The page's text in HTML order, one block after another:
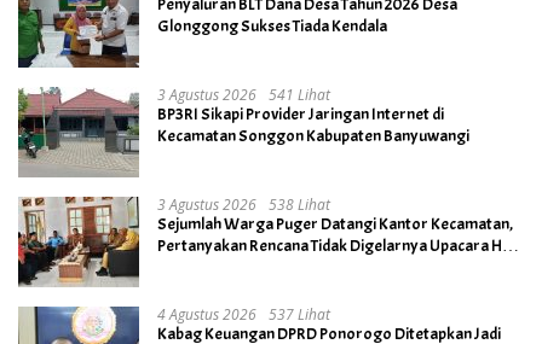
Glonggong Sukses Tiada Kendala
3 Agustus 2026 541 Lihat
BP3RI Sikapi Provider Jaringan Internet di
Kecamatan Songgon Kabupaten Banyuwangi
3 Agustus 2026 538 Lihat
Sejumlah Warga Puger Datangi Kantor Kecamatan,
Pertanyakan Rencana Tidak Digelarnya Upacara HUT
4 Agustus 2026 537 Lihat
Kabag Keuangan DPRD Ponorogo Ditetapkan Jadi